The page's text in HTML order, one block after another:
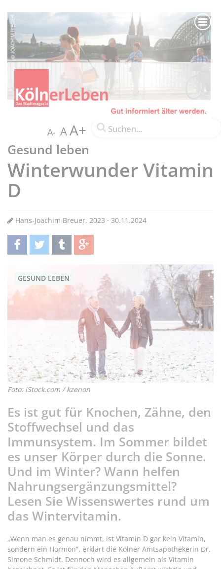
A- AA+
Gesund leben
Winterwunder Vitamin
D
Hans-Joachim Breuer, 2023 · 30.11.2024
GESUND LEBEN
Foto: iStock.com / kzenon
Es ist gut für Knochen, Zähne, den
Stoffwechsel und das
Immunsystem. Im Sommer bildet
es unser Körper durch die Sonne.
Und im Winter? Wann helfen
Nahrungsergänzungsmittel?
Lesen Sie Wissenswertes rund um
das Wintervitamin.
„Wenn man es genau nimmt, ist Vitamin D gar kein Vitamin,
sondern ein Hormon“, erklärt die Kölner Amtsapothekerin Dr.
Simone Schmidt. Dennoch wird es allgemein als Vitamin